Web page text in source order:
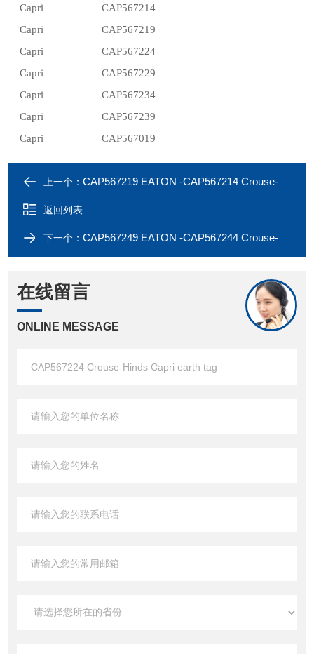
Capri
CAP567214
Capri
CAP567219
Capri
CAP567224
Capri
CAP567229
Capri
CAP567234
Capri
CAP567239
Capri
CAP567019
上一个： CAP567219 EATON -CAP567214 Crouse-Hinds Capri earth tag
返回列表
下一个： CAP567249 EATON -CAP567244 Crouse-Hinds Capri earth tag
在线留言
ONLINE MESSAGE